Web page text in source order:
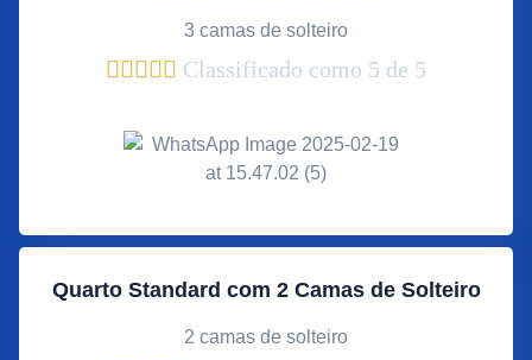
3 camas de solteiro
 Classificado como 5 de 5
Quarto Standard com 2 Camas de Solteiro
2 camas de solteiro